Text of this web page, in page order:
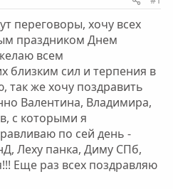
переговоры, хочу всех
праздником Днем
всем
близким сил и терпения в
так же хочу поздравить
Валентина, Владимира,
с которыми я
по сей день -
Леху панка, Диму СПб,
Еще раз всех поздравляю